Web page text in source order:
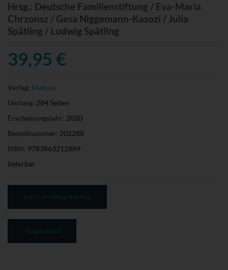
Hrsg.: Deutsche Familienstiftung / Eva-Maria
Chrzonsz / Gesa Niggemann-Kasozi / Julia
Spätling / Ludwig Spätling
39,95 €
Verlag: Mabuse
Umfang: 284 Seiten
Erscheinungsjahr: 2020
Bestellnummer: 202288
ISBN: 9783863212889
lieferbar